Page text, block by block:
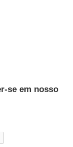
se em nosso